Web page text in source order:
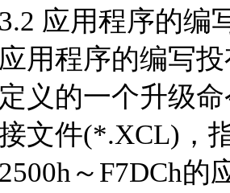
应用程序的编
程序的编写投
义的一个升级
文件(*.XCL)，
～F7DCh